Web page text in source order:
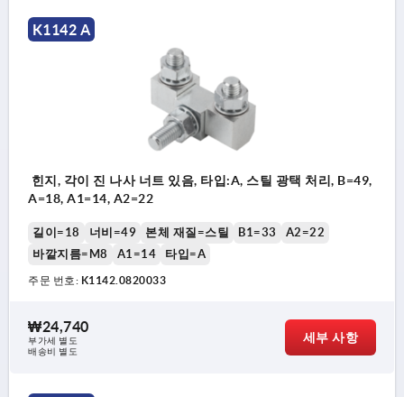
K1142 A
힌지, 각이 진 나사 너트 있음, 타입:A, 스틸 광택 처리, B=49,
A=18, A1=14, A2=22
길이=18 너비=49 본체 재질=스틸 B1=33
A2=22
바깥지름=M8
A1=14 타입=A
주문 번호: K1142.0820033
₩24,740
부가세 별도
배송비 별도
세부 사항